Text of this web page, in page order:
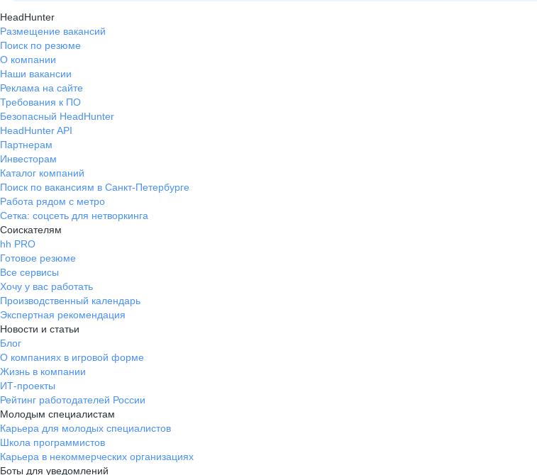
HeadHunter
Размещение вакансий
Поиск по резюме
О компании
Наши вакансии
Реклама на сайте
Требования к ПО
Безопасный HeadHunter
HeadHunter API
Партнерам
Инвесторам
Каталог компаний
Поиск по вакансиям в Санкт-Петербурге
Работа рядом с метро
Сетка: соцсеть для нетворкинга
Соискателям
hh PRO
Готовое резюме
Все сервисы
Хочу у вас работать
Производственный календарь
Экспертная рекомендация
Новости и статьи
Блог
О компаниях в игровой форме
Жизнь в компании
ИТ-проекты
Рейтинг работодателей России
Молодым специалистам
Карьера для молодых специалистов
Школа программистов
Карьера в некоммерческих организациях
Боты для уведомлений